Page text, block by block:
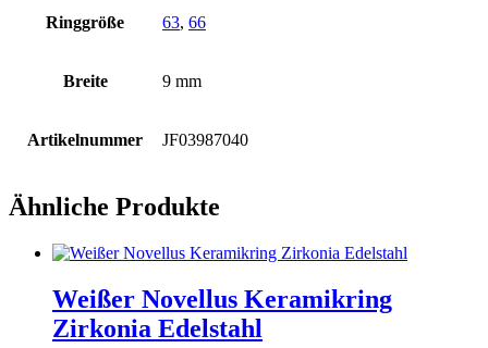
Ringgröße 63, 66
Breite 9 mm
Artikelnummer JF03987040
Ähnliche Produkte
Weißer Novellus Keramikring
Zirkonia Edelstahl